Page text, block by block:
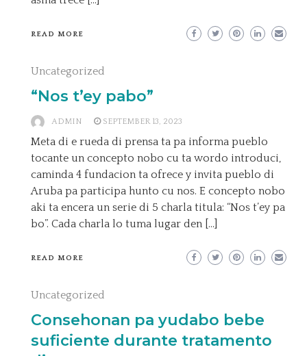
READ MORE
Uncategorized
“Nos t’ey pabo”
ADMIN SEPTEMBER 13, 2023
Meta di e rueda di prensa ta pa informa pueblo
tocante un concepto nobo cu ta wordo introduci,
caminda 4 fundacion ta ofrece y invita pueblo di
Aruba pa participa hunto cu nos. E concepto nobo
aki ta encera un serie di 5 charla titula: “Nos t’ey pa
bo”. Cada charla lo tuma lugar den […]
READ MORE
Uncategorized
Consehonan pa yudabo bebe
suficiente durante tratamento